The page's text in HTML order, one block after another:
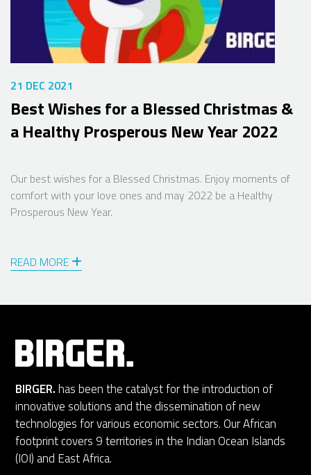
21 DEC 2021
Best Wishes for a Blessed Christmas &
a Healthy Prosperous New Year 2022
Our best wishes for a Blessed Christmas. Enjoy moments of
comfort with your love ones and may 2022 be a Healthy
Prosperous New Year.
READ MORE
BIRGER.has been the catalyst for the introduction of
innovative solutions and the dissemination of new
technologies for various economic sectors. Our African
footprint covers 9 territories in the Indian Ocean Islands
(IOI) and East Africa.